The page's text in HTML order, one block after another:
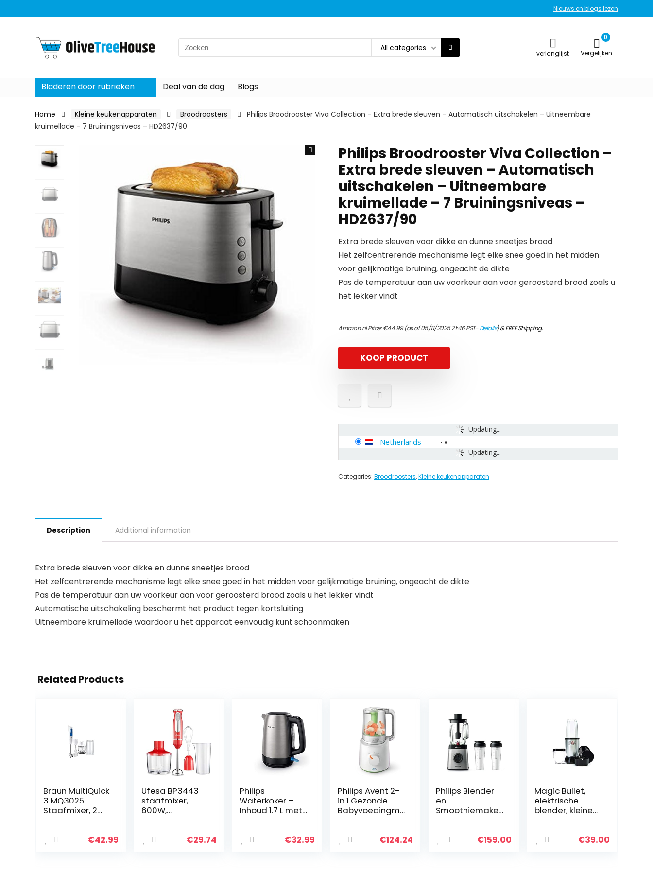
Nieuws en blogs lezen
Search
for:
All categories
verlanglijst
0
Vergelijken
Bladeren door rubrieken Deal van de dag Blogs
Home Kleine keukenapparaten Broodroosters
Philips Broodrooster Viva Collection – Extra brede sleuven – Automatisch uitschakelen – Uitneembare
kruimellade – 7 Bruiningsniveas – HD2637/90
Philips Broodrooster Viva Collection –
Extra brede sleuven – Automatisch
uitschakelen – Uitneembare
kruimellade – 7 Bruiningsniveas –
HD2637/90
Extra brede sleuven voor dikke en dunne sneetjes brood
Het zelfcentrerende mechanisme legt elke snee goed in het midden
voor gelijkmatige bruining, ongeacht de dikte
Pas de temperatuur aan uw voorkeur aan voor geroosterd brood zoals u
het lekker vindt
Amazon.nl Price:€44.99(as of 05/11/2025 21:46 PST-Details)&FREE Shipping.
KOOP PRODUCT
Updating...
Updating...
Netherlands -
Categories: Broodroosters,Kleine keukenapparaten
Description Additional information
Extra brede sleuven voor dikke en dunne sneetjes brood
Het zelfcentrerende mechanisme legt elke snee goed in het midden voor gelijkmatige bruining, ongeacht de dikte
Pas de temperatuur aan uw voorkeur aan voor geroosterd brood zoals u het lekker vindt
Automatische uitschakeling beschermt het product tegen kortsluiting
Uitneembare kruimellade waardoor u het apparaat eenvoudig kunt schoonmaken
Related Products
Braun MultiQuick
3 MQ3025
Staafmixer, 2
Vaatwasmachin
€42.99
Ufesa BP3443
staafmixer,
600W,
messen en €29.74
Philips
Waterkoker –
Inhoud 1.7 L met
RVS, Draaivoet
€32.99
Philips Avent 2-
in 1 Gezonde
Babyvoedingma
Stomen en€124.24
Philips Blender
en
Smoothiemaker
Receptenapp,
€159.00
Magic Bullet,
elektrische
blender, kleine
vermogen 200
€39.00